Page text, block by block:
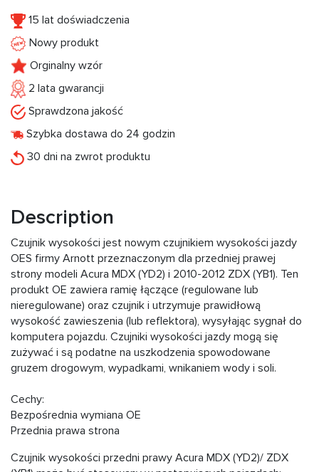
15 lat doświadczenia
Nowy produkt
Orginalny wzór
2 lata gwarancji
Sprawdzona jakość
Szybka dostawa do 24 godzin
30 dni na zwrot produktu
Description
Czujnik wysokości jest nowym czujnikiem wysokości jazdy
OES firmy Arnott przeznaczonym dla przedniej prawej
strony modeli Acura MDX (YD2) i 2010-2012 ZDX (YB1). Ten
produkt OE zawiera ramię łączące (regulowane lub
nieregulowane) oraz czujnik i utrzymuje prawidłową
wysokość zawieszenia (lub reflektora), wysyłając sygnał do
komputera pojazdu. Czujniki wysokości jazdy mogą się
zużywać i są podatne na uszkodzenia spowodowane
gruzem drogowym, wypadkami, wnikaniem wody i soli.
Cechy:
Bezpośrednia wymiana OE
Przednia prawa strona
Czujnik wysokości przedni prawy Acura MDX (YD2)/ ZDX